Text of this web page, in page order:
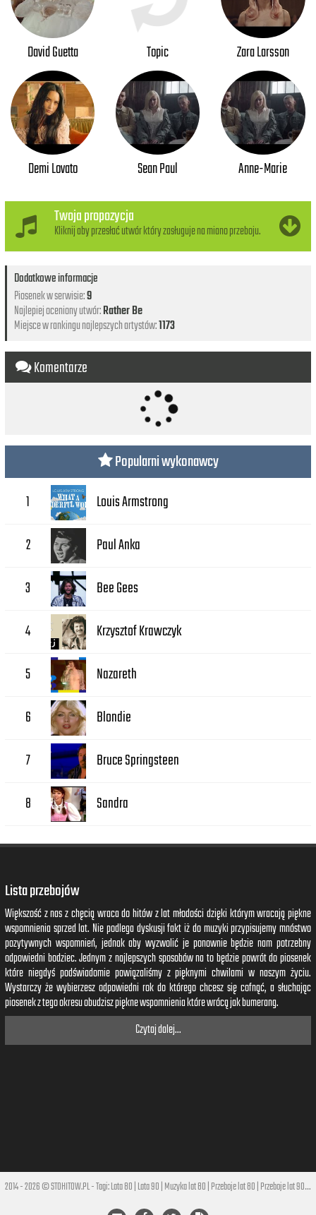
David Guetta Topic Zara Larsson
Demi Lovato Sean Paul Anne-Marie
Twoja propozycja
Kliknij aby przesłać utwór który zasługuje na miano przeboju.
Dodatkowe informacje
Piosenek w serwisie:9
Najlepiej oceniony utwór:Rather Be
Miejsce w rankingu najlepszych artystów:1173
Komentarze
Popularni wykonawcy
1 Louis Armstrong
2 Paul Anka
3 Bee Gees
4 Krzysztof Krawczyk
5 Nazareth
6 Blondie
7 Bruce Springsteen
8 Sandra
Lista przebojów
Większość z nas z chęcią wraca do hitów z lat młodości dzięki którym wracają piękne
wspomnienia sprzed lat. Nie podlega dyskusji fakt iż do muzyki przypisujemy mnóstwo
pozytywnych wspomnień, jednak aby wyzwolić je ponownie będzie nam potrzebny
odpowiedni bodziec. Jednym z najlepszych sposobów na to będzie powrót do piosenek
które niegdyś podświadomie powiązaliśmy z pięknymi chwilami w naszym życiu.
Wystarczy że wybierzesz odpowiedni rok do którego chcesz się cofnąć, a słuchając
piosenek z tego okresu obudzisz piękne wspomnienia które wrócą jak bumerang.
Czytaj dalej...
2014 - 2026 © STOHITOW.PL - Tagi:Lata 80|Lata 90|Muzyka lat 80|Przeboje lat 80|Przeboje lat 90|